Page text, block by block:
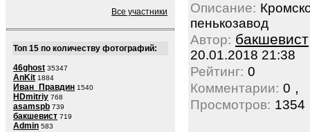
Все участники
Топ 15 по количеству фотографий:
46ghost 35347
AnKit 1884
Иван_Правдин 1540
HDmitriy 768
asamspb 739
бакшевист 719
Admin 583
Описание:
пенькозавод
Автор: бакшевист
20.01.2018 21:38
Рейтинг: 0
Комментарии: 0 ,
Просмотров: 1354